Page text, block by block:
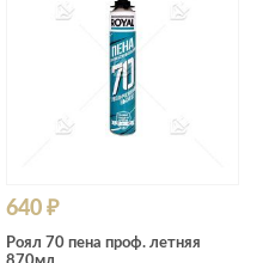
640 ₽
Роял 70 пена проф. летняя